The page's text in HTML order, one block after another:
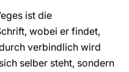
ist die
wobei er findet,
verbindlich wird
selber steht, sondern